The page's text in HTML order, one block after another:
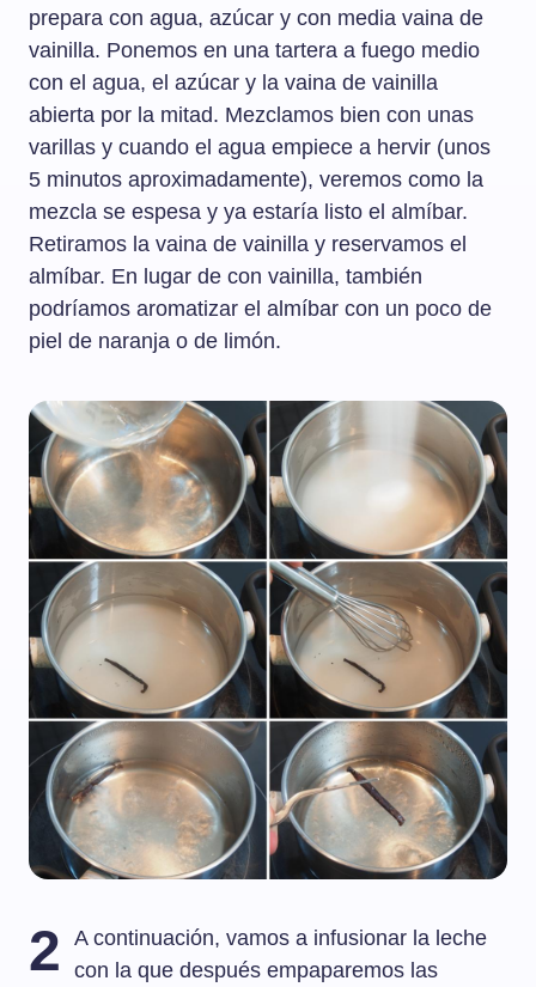
prepara con agua, azúcar y con media vaina de
vainilla. Ponemos en una tartera a fuego medio
con el agua, el azúcar y la vaina de vainilla
abierta por la mitad. Mezclamos bien con unas
varillas y cuando el agua empiece a hervir (unos
5 minutos aproximadamente), veremos como la
mezcla se espesa y ya estaría listo el almíbar.
Retiramos la vaina de vainilla y reservamos el
almíbar. En lugar de con vainilla, también
podríamos aromatizar el almíbar con un poco de
piel de naranja o de limón.
2
A continuación, vamos a infusionar la leche
con la que después empaparemos las